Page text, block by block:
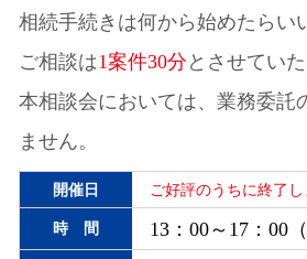
相続手続きは何から始めたらい
ご相談は1案件30分 とさせてい
本相談会においては、業務委託
ません。
開催日 ご好評のうちに終了し
時 間 13：00～17：00